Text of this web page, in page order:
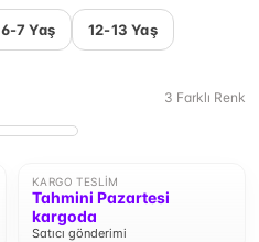
6-7 Yaş 12-13 Yaş
3 Farklı Renk
KARGO TESLIM
Tahmini Pazartesi
kargoda
Satıcı gönderimi